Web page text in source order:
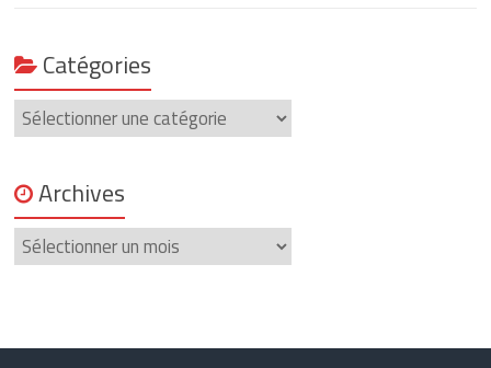
Catégories
Catégories
Archives
Archives